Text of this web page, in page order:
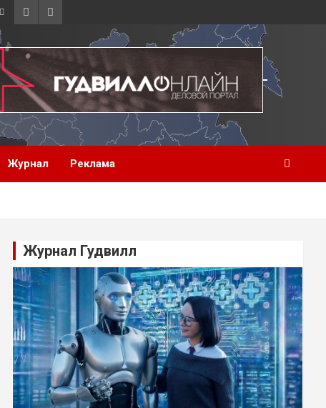
Журнал Реклама
Журнал Гудвилл